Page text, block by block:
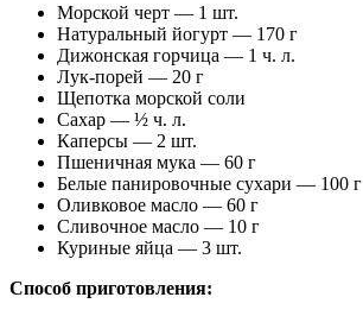
Морской черт — 1 шт.
Натуральный йогурт — 170 г
Дижонская горчица — 1 ч. л.
Лук-порей — 20 г
Щепотка морской соли
Сахар — ½ ч. л.
Каперсы — 2 шт.
Пшеничная мука — 60 г
Белые панировочные сухари — 100 г
Оливковое масло — 60 г
Сливочное масло — 10 г
Куриные яйца — 3 шт.
Способ приготовления: